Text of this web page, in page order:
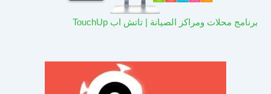
برنامج محلات ومراكز الصيانة | تاتش اب TouchUp